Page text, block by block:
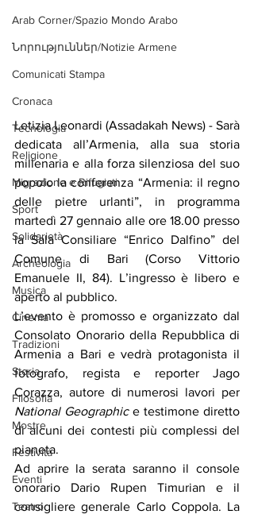
Arab Corner/Spazio Mondo Arabo
Նորություններ/Notizie Armene
Comunicati Stampa
Cronaca
Tecnologia
Religione
Migrazione e Rifugiati
Sport
Solidarietà
Archeologia
Musica
Cinema
Tradizioni
Storia
Filosofia
Mostre
Festività
Eventi
Teatro
Letizia Leonardi (Assadakah News) - Sarà
dedicata all’Armenia, alla sua storia
millenaria e alla forza silenziosa del suo
popolo la conferenza “Armenia: il regno
delle pietre urlanti”, in programma
martedì 27 gennaio alle ore 18.00 presso
la Sala Consiliare “Enrico Dalfino” del
Comune di Bari (Corso Vittorio
Emanuele II, 84). L’ingresso è libero e
aperto al pubblico.
L’evento è promosso e organizzato dal
Consolato Onorario della Repubblica di
Armenia a Bari e vedrà protagonista il
fotografo, regista e reporter Jago
National Geographic e testimone diretto
di alcuni dei contesti più complessi del
pianeta.
Ad aprire la serata saranno il console
onorario Dario Rupen Timurian e il
consigliere generale Carlo Coppola. La